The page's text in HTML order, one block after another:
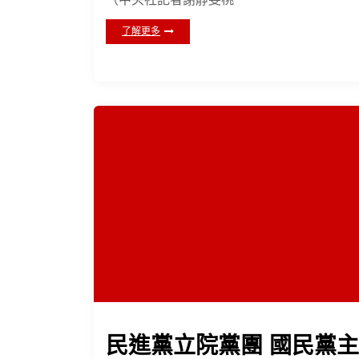
了解更多
民進黨立院黨團 國民黨主